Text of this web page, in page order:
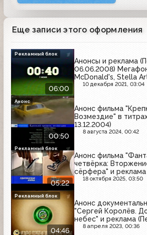
Еще записи этого оформления
06:00
Анонсы и реклама
06.06.2008)
McDonald's, Stella
Белый медведь,
10 декабря 2021, 03:04
Рекламный блок
00:50
Анонс фильма
Возмездие" в
13.12.2004)
8 августа 2024, 00:42
Анонс
05:22
Анонс фильма
четвёрка:
сёрфера" и реклама
16.03.2010)
Gucci, Carte Noire
18 октября 2025, 03:50
Рекламный блок
04:46
Анонс
"Сергей Королёв.
небес" и реклама
10.04.2007) Velkopopovicky Kozel, Axe,
8 апреля 2023, 00:36
Рекламный блок